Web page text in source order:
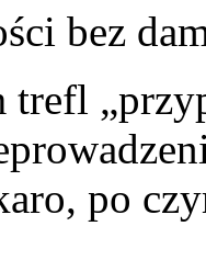
bez
trefl
po